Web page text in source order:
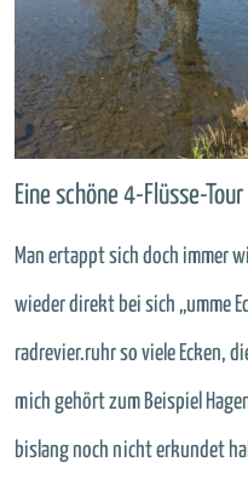
Eine schöne 4-Flüsse-
Man ertappt sich doch immer
wieder direkt bei sich „umme
radrevier.ruhr so viele Ecken,
mich gehört zum Beispiel
bislang noch nicht erkundet